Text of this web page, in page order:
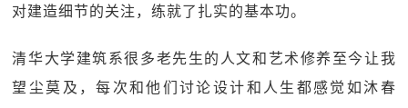
对建造细节的关注，练就了扎实的基本功。
清华大学建筑系很多老先生的人文和艺术修养至今让我
望尘莫及，每次和他们讨论设计和人生都感觉如沐春